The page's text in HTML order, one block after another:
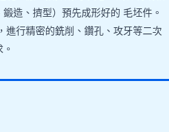
造、擠型）預先成形好的 毛坯件。
進行精密的銑削、鑽孔、攻牙等二次